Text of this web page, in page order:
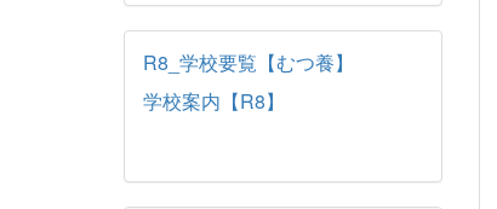
R8_学校要覧【むつ養】
学校案内【R8】